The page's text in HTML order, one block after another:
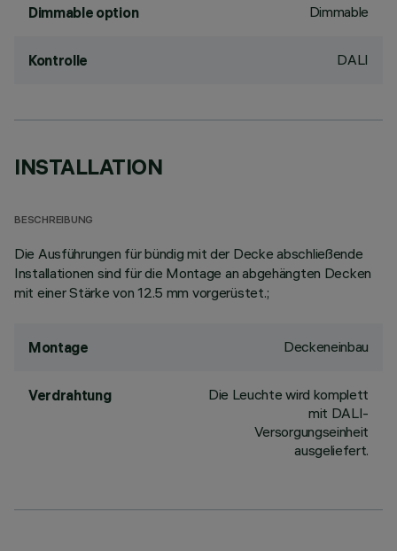
Dimmable option Dimmable
Kontrolle DALI
INSTALLATION
BESCHREIBUNG
Die Ausführungen für bündig mit der Decke abschließende
Installationen sind für die Montage an abgehängten Decken
mit einer Stärke von 12.5 mm vorgerüstet.;
Montage Deckeneinbau
Verdrahtung
Die Leuchte wird komplett
mit DALI-
Versorgungseinheit
ausgeliefert.